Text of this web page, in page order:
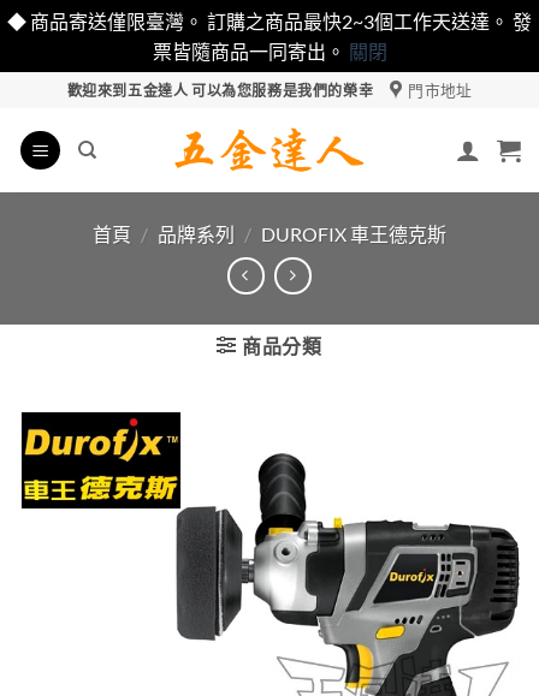
◆ 商品寄送僅限臺灣。 訂購之商品最快2~3個工作天送達。 發
票皆隨商品一同寄出。 關閉
content
歡迎來到五金達人 可以為您服務是我們的榮幸 門市地址
首頁 / 品牌系列 / DUROFIX 車王德克斯
商品分類